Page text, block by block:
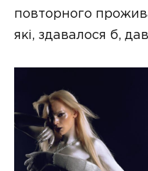
повторного
які, здавалося б,